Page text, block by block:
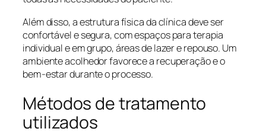
Além disso, a estrutura física da clínica deve ser
confortável e segura, com espaços para terapia
individual e em grupo, áreas de lazer e repouso. Um
ambiente acolhedor favorece a recuperação e o
bem-estar durante o processo.
Métodos de tratamento
utilizados